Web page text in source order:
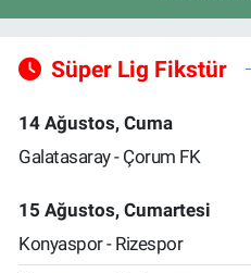
Süper Lig Fikstür
14 Ağustos, Cuma
Galatasaray - Çorum FK
15 Ağustos, Cumartesi
Konyaspor - Rizespor